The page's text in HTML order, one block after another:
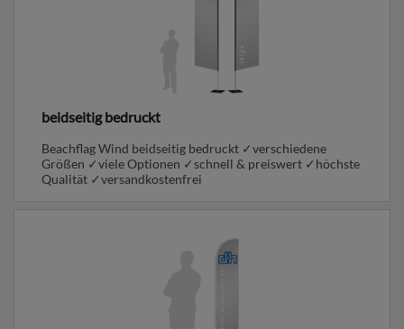
beidseitig bedruckt
Beachflag Wind beidseitig bedruckt ✓verschiedene
Größen ✓viele Optionen ✓schnell & preiswert ✓höchste
Qualität ✓versandkostenfrei